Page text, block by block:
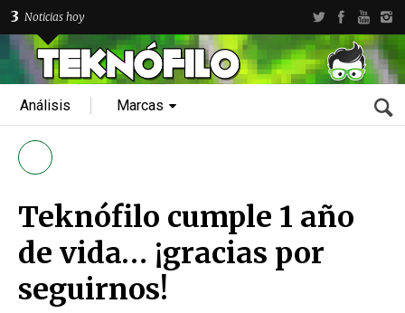
3 Noticias hoy
Análisis Marcas
Teknófilo cumple 1 año
de vida… ¡gracias por
seguirnos!